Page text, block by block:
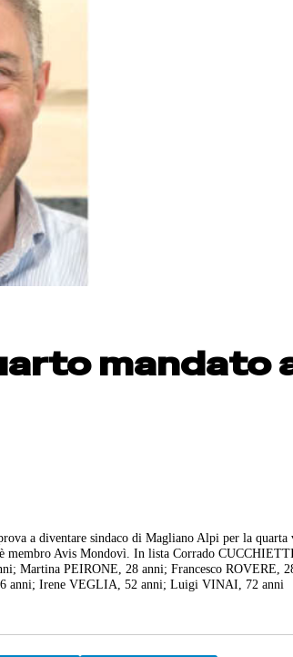
mandato
a diventare sindaco di Magliano Alpi per la quarta
membro Avis Mondovì. In lista Corrado
Martina PEIRONE, 28 anni; Francesco ROVERE,
anni; Irene VEGLIA, 52 anni; Luigi VINAI, 72 anni